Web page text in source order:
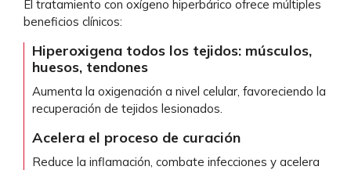
El tratamiento con oxígeno hiperbárico ofrece múltiples
beneficios clínicos:
Hiperoxigena todos los tejidos: músculos,
huesos, tendones
Aumenta la oxigenación a nivel celular, favoreciendo la
recuperación de tejidos lesionados.
Acelera el proceso de curación
Reduce la inflamación, combate infecciones y acelera